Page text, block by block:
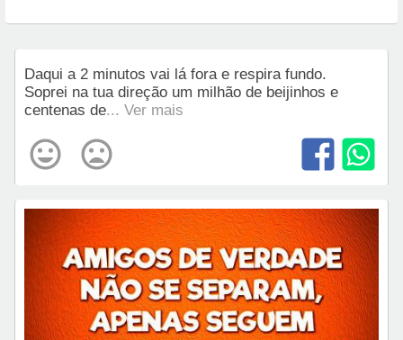
Daqui a 2 minutos vai lá fora e respira fundo.
Soprei na tua direção um milhão de beijinhos e
centenas de... Ver mais